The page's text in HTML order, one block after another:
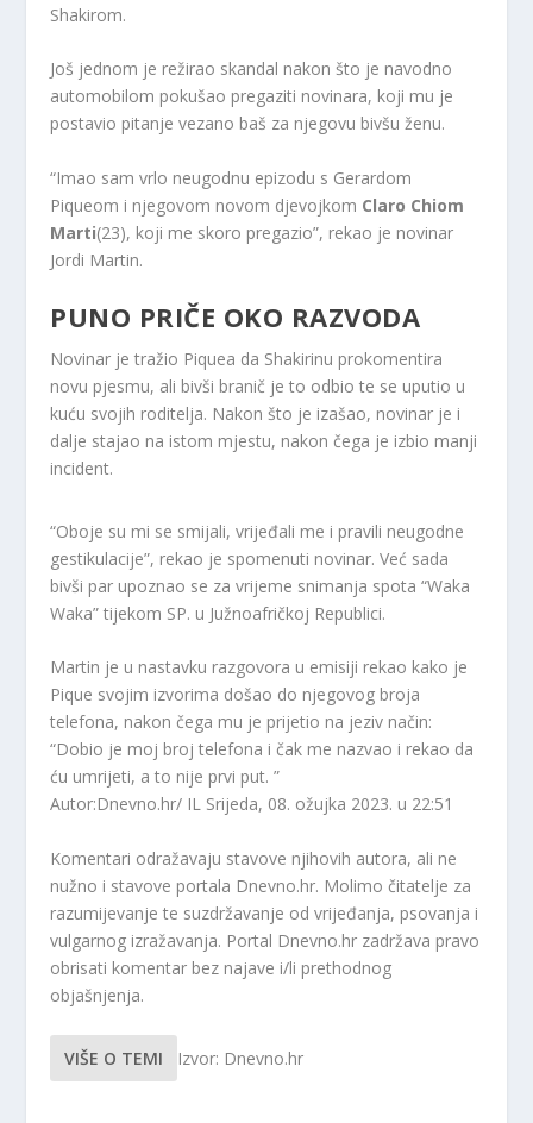
Shakirom.
Još jednom je režirao skandal nakon što je navodno
automobilom pokušao pregaziti novinara, koji mu je
postavio pitanje vezano baš za njegovu bivšu ženu.
“Imao sam vrlo neugodnu epizodu s Gerardom
Piqueom i njegovom novom djevojkom Claro Chiom
Marti(23), koji me skoro pregazio”, rekao je novinar
Jordi Martin.
PUNO PRIČE OKO RAZVODA
Novinar je tražio Piquea da Shakirinu prokomentira
novu pjesmu, ali bivši branič je to odbio te se uputio u
kuću svojih roditelja. Nakon što je izašao, novinar je i
dalje stajao na istom mjestu, nakon čega je izbio manji
incident.
“Oboje su mi se smijali, vrijeđali me i pravili neugodne
gestikulacije”, rekao je spomenuti novinar. Već sada
bivši par upoznao se za vrijeme snimanja spota “Waka
Waka” tijekom SP. u Južnoafričkoj Republici.
Martin je u nastavku razgovora u emisiji rekao kako je
Pique svojim izvorima došao do njegovog broja
telefona, nakon čega mu je prijetio na jeziv način:
“Dobio je moj broj telefona i čak me nazvao i rekao da
ću umrijeti, a to nije prvi put. ”
Autor:Dnevno.hr/ IL Srijeda, 08. ožujka 2023. u 22:51
Komentari odražavaju stavove njihovih autora, ali ne
nužno i stavove portala Dnevno.hr. Molimo čitatelje za
razumijevanje te suzdržavanje od vrijeđanja, psovanja i
vulgarnog izražavanja. Portal Dnevno.hr zadržava pravo
obrisati komentar bez najave i/li prethodnog
objašnjenja.
VIŠE O TEMI Izvor: Dnevno.hr